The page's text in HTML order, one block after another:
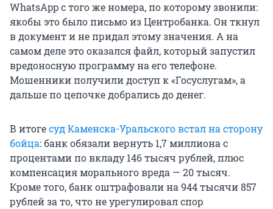
WhatsApp с того же номера, по которому звонили:
якобы это было письмо из Центробанка. Он ткнул
в документ и не придал этому значения. А на
самом деле это оказался файл, который запустил
вредоносную программу на его телефоне.
Мошенники получили доступ к «Госуслугам», а
дальше по цепочке добрались до денег.
В итогесуд Каменска-Уральского встал на сторону
бойца: банк обязали вернуть 1,7 миллиона с
процентами по вкладу 146 тысяч рублей, плюс
компенсация морального вреда — 20 тысяч.
Кроме того, банк оштрафовали на 944 тысячи 857
рублей за то, что не урегулировал спор